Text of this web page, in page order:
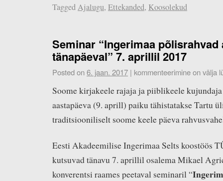
TaggedAjalugu, Ettekanded, Koosolekud
Seminar “Ingerimaa põlisrahvad
tänapäeval” 7. aprillil 2017
Posted on6. jaan. 2017 | kommenteerimine on välja
Soome kirjakeele rajaja ja piiblikeele
aastapäeva (9. aprill) paiku tähistatakse Tartu
traditsiooniliselt soome keele päeva
Eesti Akadeemilise Ingerimaa Selts koostöös
kutsuvad tänavu 7. aprillil osalema Mikael
konverentsi raames peetaval seminaril “